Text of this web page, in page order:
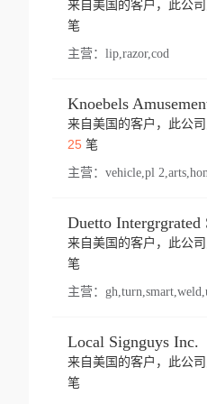
来自美国的客户，此公
笔
主营： lip,razor,cod
来自美国的客户，此公
25笔
主营：
来自美国的客户，此公
笔
主营：
Local Signguys Inc.
来自美国的客户，此公
笔